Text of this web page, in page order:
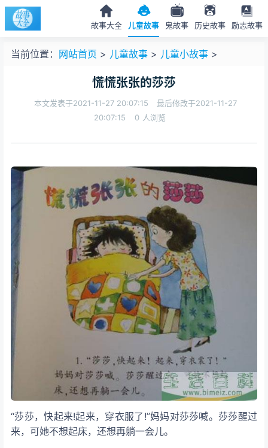
故事大全 儿童故事 鬼故事 历史故事 励志故事
当前位置： 网站首页 > 儿童故事 > 儿童小故事 >
慌慌张张的莎莎
本文发表于2021-11-27 20:07:15
最后修改于2021-11-27
20:07:15
0 人浏览
“莎莎，快起来!起来，穿衣服了!”妈妈对莎莎喊。莎莎醒过
来，可她不想起床，还想再躺一会儿。